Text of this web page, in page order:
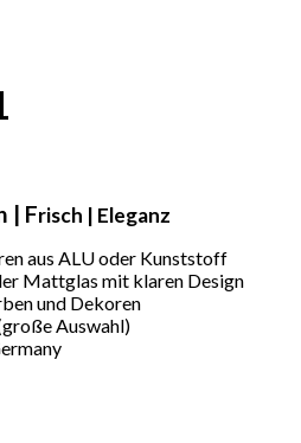
| Frisch | Eleganz
aus ALU oder Kunststoff
Mattglas mit klaren Design
und Dekoren
Auswahl)